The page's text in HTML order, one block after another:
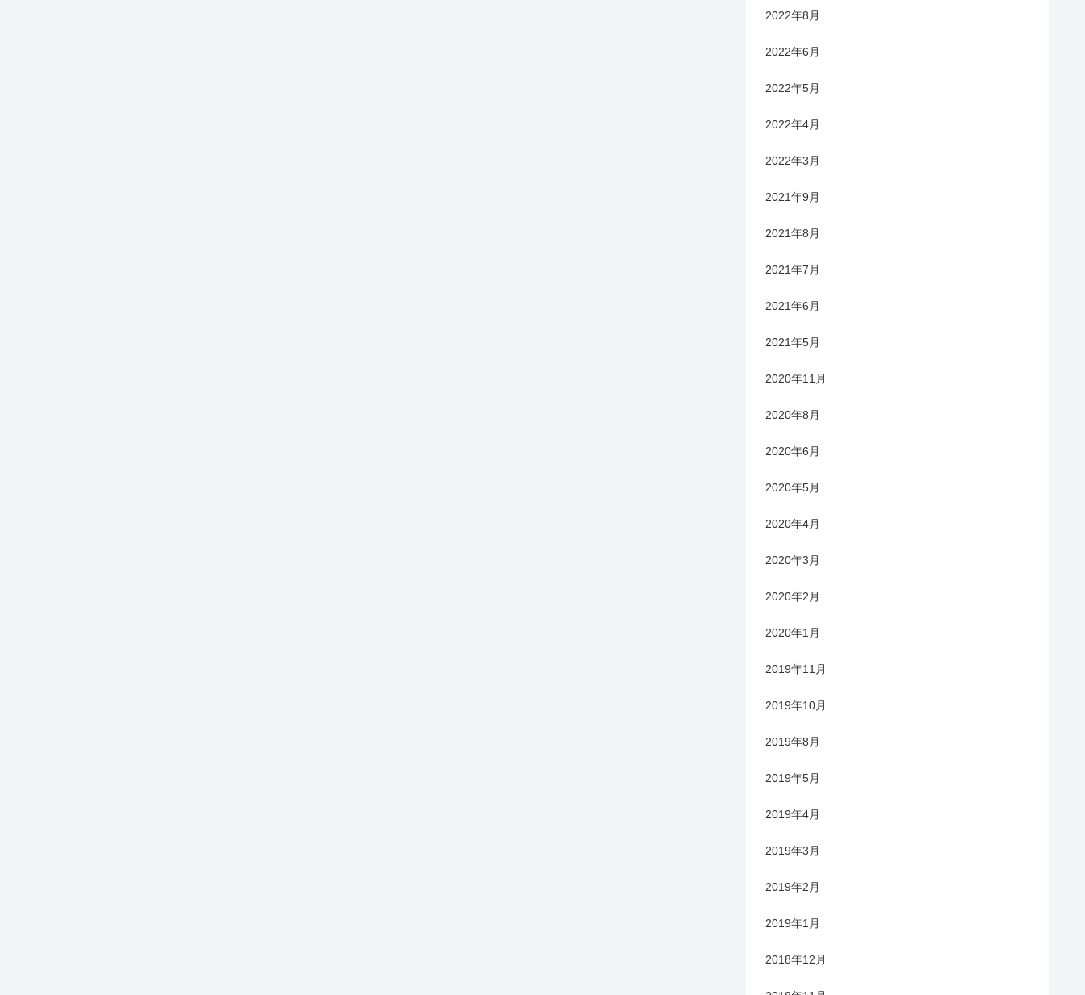
2022年8月
2022年6月
2022年5月
2022年4月
2022年3月
2021年9月
2021年8月
2021年7月
2021年6月
2021年5月
2020年11月
2020年8月
2020年6月
2020年5月
2020年4月
2020年3月
2020年2月
2020年1月
2019年11月
2019年10月
2019年8月
2019年5月
2019年4月
2019年3月
2019年2月
2019年1月
2018年12月